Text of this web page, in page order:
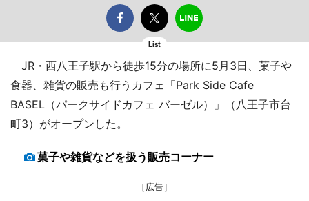
List
JR・西八王子駅から徒歩15分の場所に5月3日、菓子や
食器、雑貨の販売も行うカフェ「Park Side Cafe
BASEL（パークサイドカフェ バーゼル）」（八王子市台
町3）がオープンした。
菓子や雑貨などを扱う販売コーナー
［広告］